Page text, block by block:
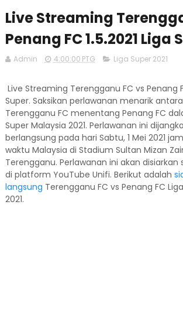
Live Streaming
Penang FC 1.5.2021 Liga
Admin 4:00:00 PTG Liga Super 2021
Live Streaming Terengganu FC vs Penang
Super. Saksikan perlawanan menarik
Terengganu FC menentang Penang FC
Super Malaysia 2021. Perlawanan ini
berlangsung pada hari Sabtu, 1 Mei 2021
waktu Malaysia di Stadium Sultan Mizan
Terengganu. Perlawanan ini akan disiarkan
di platform YouTube Unifi. Berikut adalah
langsung Terengganu FC vs Penang FC
2021.